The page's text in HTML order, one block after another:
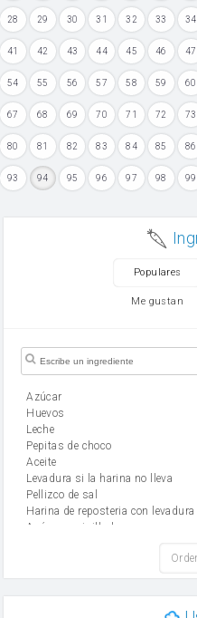
28 29 30 31 32 33 34
41 42 43 44 45 46 47
54 55 56 57 58 59 60
67 68 69 70 71 72 73
80 81 82 83 84 85 86
93 94 95 96 97 98 99
Populares
Me gustan
Azúcar
huevos
leche
Pepitas de choco
aceite
Levadura si la harina no lleva
Pellizco de sal
Harina de reposteria con levadura
Azúcar avainillado
mantequilla